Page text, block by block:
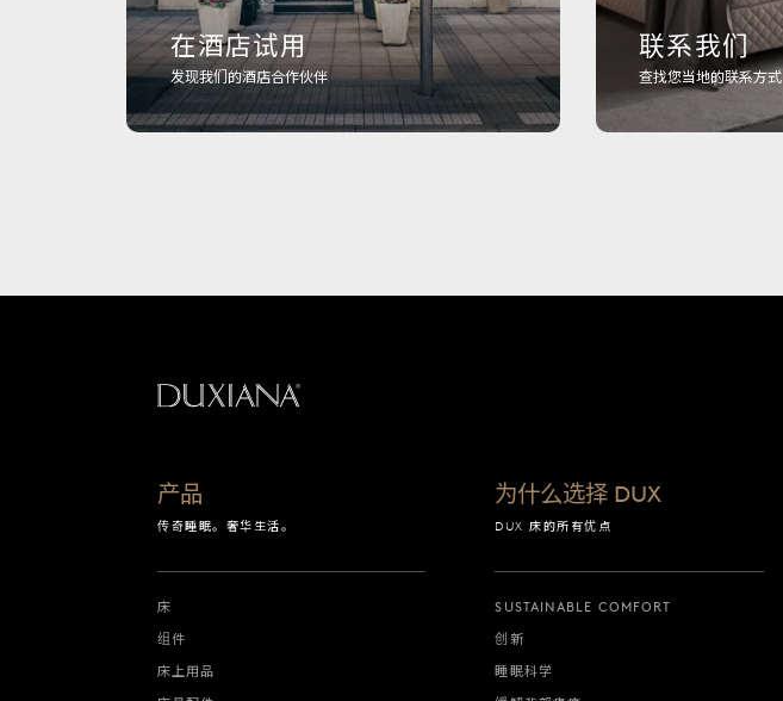
在酒店试用
发现我们的酒店合作伙伴
联系我们
查找您当地的联系方式
返回起始页
产品
传奇睡眠。奢华生活。
床
组件
床上用品
为什么选择 DUX
DUX 床的所有优点
SUSTAINABLE COMFORT
创新
睡眠科学